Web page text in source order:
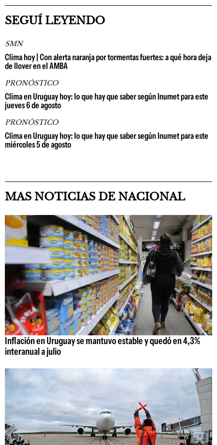
SEGUÍ LEYENDO
SMN
Clima hoy | Con alerta naranja por tormentas fuertes: a qué hora deja
de llover en el AMBA
PRONÓSTICO
Clima en Uruguay hoy: lo que hay que saber según Inumet para este
jueves 6 de agosto
PRONÓSTICO
Clima en Uruguay hoy: lo que hay que saber según Inumet para este
miércoles 5 de agosto
MAS NOTICIAS DE NACIONAL
Inflación en Uruguay se mantuvo estable y quedó en 4,3%
interanual a julio